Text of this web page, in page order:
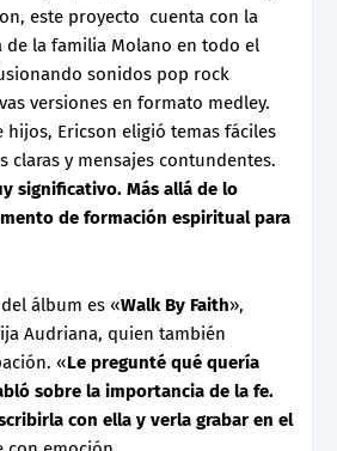
este proyecto cuenta con la
de la familia Molano en todo el
sonidos pop rock
versiones en formato medley.
hijos, Ericson eligió temas fáciles
claras y mensajes contundentes.
significativo. Más allá de lo
de formación espiritual para
álbum es «Walk By Faith»,
Audriana, quien también
«Le pregunté qué quería
sobre la importancia de la fe.
con ella y verla grabar en el